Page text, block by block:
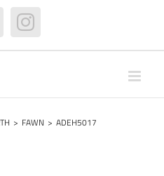
FacebookInstagram
> FAWN > ADEH5017